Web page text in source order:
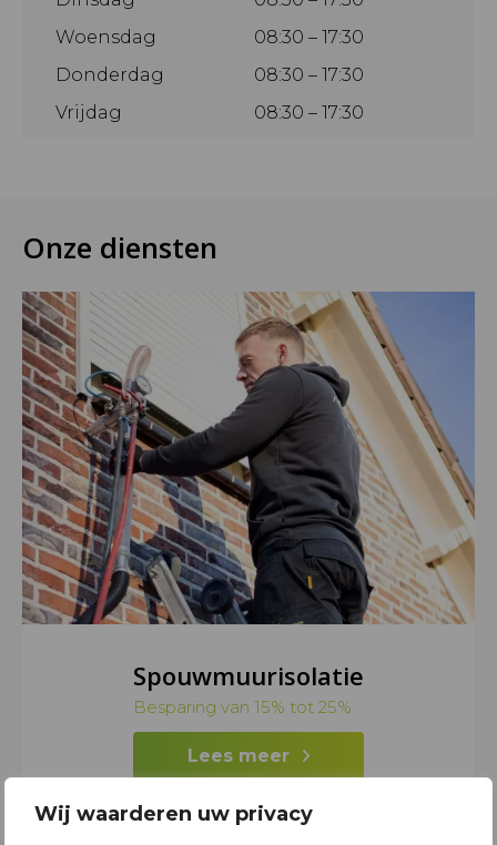
Wij waarderen uw privacy
Woensdag
08:30 – 17:30
Donderdag
08:30 – 17:30
Vrijdag
08:30 – 17:30
Onze diensten
Spouwmuurisolatie
Besparing van 15% tot 25%
Lees meer